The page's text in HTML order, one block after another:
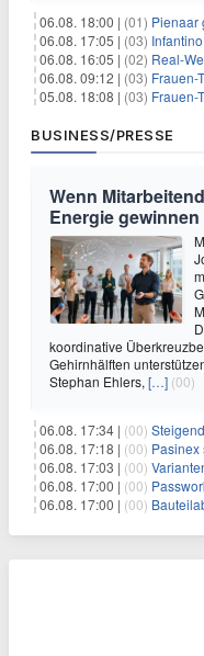
06.08. 18:00 | (01) Pienaar
06.08. 17:05 | (03) Infantino
06.08. 16:05 | (02) Real-
06.08. 09:12 | (03) Frauen-
05.08. 18:08 | (03) Frauen-
BUSINESS/PRESSE
Wenn
Energie gewinnen
koordinative
Gehirnhälften
Stephan Ehlers, […] (00)
06.08. 17:34 | (00) Steigende
06.08. 17:18 | (00) Pasinex startet
06.08. 17:03 | (00)
06.08. 17:00 | (00) Passwork
06.08. 17:00 | (00)